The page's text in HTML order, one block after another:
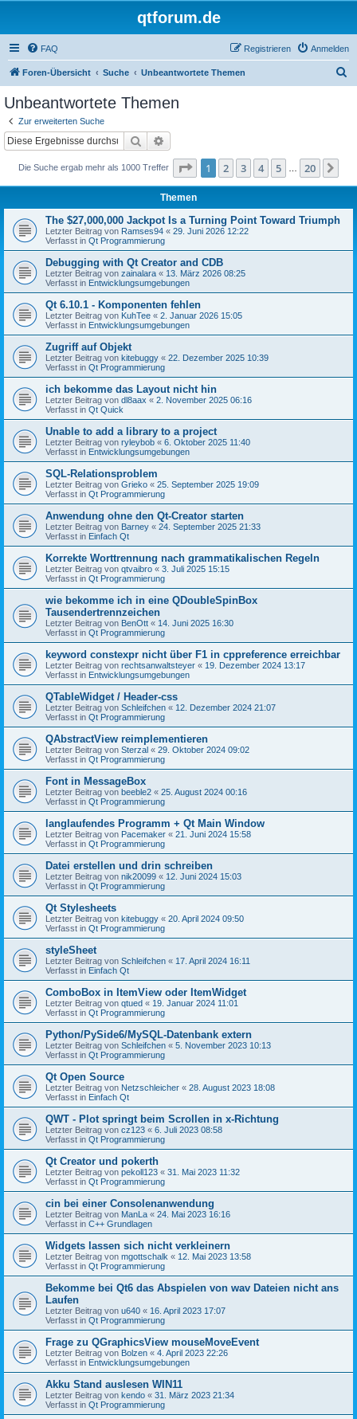
qtforum.de
FAQ Anmelden
Registrieren
Foren-Übersicht Suche Unbeantwortete Themen
Unbeantwortete Themen
Zur erweiterten Suche
Suche
Die Suche ergab mehr als 1000 Treffer Seite 1von 20
1 2 3 4 5 20
Themen
The $27,000,000 Jackpot Is a Turning Point Toward Triumph
Letzter Beitrag von Ramses94 « 29. Juni 2026 12:22
Verfasst in Qt Programmierung
Debugging with Qt Creator and CDB
Letzter Beitrag von zainalara « 13. März 2026 08:25
Verfasst in Entwicklungsumgebungen
Qt 6.10.1 - Komponenten fehlen
Letzter Beitrag von KuhTee « 2. Januar 2026 15:05
Verfasst in Entwicklungsumgebungen
Zugriff auf Objekt
Letzter Beitrag von kitebuggy « 22. Dezember 2025 10:39
Verfasst in Qt Programmierung
ich bekomme das Layout nicht hin
Letzter Beitrag von dl8aax « 2. November 2025 06:16
Verfasst in Qt Quick
Unable to add a library to a project
Letzter Beitrag von ryleybob « 6. Oktober 2025 11:40
Verfasst in Entwicklungsumgebungen
SQL-Relationsproblem
Letzter Beitrag von Grieko « 25. September 2025 19:09
Verfasst in Qt Programmierung
Anwendung ohne den Qt-Creator starten
Letzter Beitrag von Barney « 24. September 2025 21:33
Verfasst in Einfach Qt
Korrekte Worttrennung nach grammatikalischen Regeln
Letzter Beitrag von qtvaibro « 3. Juli 2025 15:15
Verfasst in Qt Programmierung
wie bekomme ich in eine QDoubleSpinBox
Tausendertrennzeichen
Letzter Beitrag von BenOtt « 14. Juni 2025 16:30
Verfasst in Qt Programmierung
keyword constexpr nicht über F1 in cppreference erreichbar
Letzter Beitrag von rechtsanwaltsteyer « 19. Dezember 2024 13:17
Verfasst in Entwicklungsumgebungen
QTableWidget / Header-css
Letzter Beitrag von Schleifchen « 12. Dezember 2024 21:07
Verfasst in Qt Programmierung
QAbstractView reimplementieren
Letzter Beitrag von Sterzal « 29. Oktober 2024 09:02
Verfasst in Qt Programmierung
Font in MessageBox
Letzter Beitrag von beeble2 « 25. August 2024 00:16
Verfasst in Qt Programmierung
langlaufendes Programm + Qt Main Window
Letzter Beitrag von Pacemaker « 21. Juni 2024 15:58
Verfasst in Qt Programmierung
Datei erstellen und drin schreiben
Letzter Beitrag von nik20099 « 12. Juni 2024 15:03
Verfasst in Qt Programmierung
Qt Stylesheets
Letzter Beitrag von kitebuggy « 20. April 2024 09:50
Verfasst in Qt Programmierung
styleSheet
Letzter Beitrag von Schleifchen « 17. April 2024 16:11
Verfasst in Einfach Qt
ComboBox in ItemView oder ItemWidget
Letzter Beitrag von qtued « 19. Januar 2024 11:01
Verfasst in Qt Programmierung
Python/PySide6/MySQL-Datenbank extern
Letzter Beitrag von Schleifchen « 5. November 2023 10:13
Verfasst in Qt Programmierung
Qt Open Source
Letzter Beitrag von Netzschleicher « 28. August 2023 18:08
Verfasst in Einfach Qt
QWT - Plot springt beim Scrollen in x-Richtung
Letzter Beitrag von cz123 « 6. Juli 2023 08:58
Verfasst in Qt Programmierung
Qt Creator und pokerth
Letzter Beitrag von pekoll123 « 31. Mai 2023 11:32
Verfasst in Qt Programmierung
cin bei einer Consolenanwendung
Letzter Beitrag von ManLa « 24. Mai 2023 16:16
Verfasst in C++ Grundlagen
Widgets lassen sich nicht verkleinern
Letzter Beitrag von mgottschalk « 12. Mai 2023 13:58
Verfasst in Qt Programmierung
Bekomme bei Qt6 das Abspielen von wav Dateien nicht ans
Laufen
Letzter Beitrag von u640 « 16. April 2023 17:07
Verfasst in Qt Programmierung
Frage zu QGraphicsView mouseMoveEvent
Letzter Beitrag von Bolzen « 4. April 2023 22:26
Verfasst in Entwicklungsumgebungen
Akku Stand auslesen WIN11
Letzter Beitrag von kendo « 31. März 2023 21:34
Verfasst in Qt Programmierung